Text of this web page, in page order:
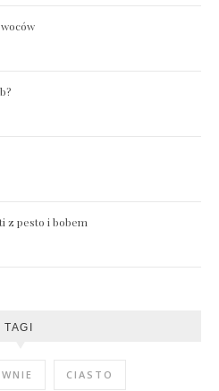
z pesto i bobem
TAGI
CIASTO